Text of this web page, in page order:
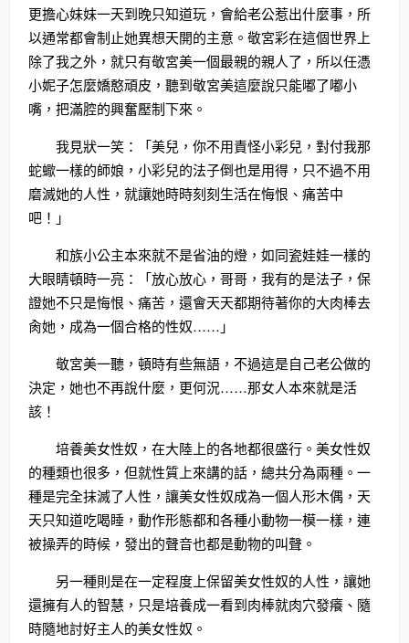
更擔心妹妹一天到晚只知道玩，會給老公惹出什麼事，所
以通常都會制止她異想天開的主意。敬宮彩在這個世界上
除了我之外，就只有敬宮美一個最親的親人了，所以任憑
小妮子怎麼嬌憨頑皮，聽到敬宮美這麼說只能嘟了嘟小
嘴，把滿腔的興奮壓制下來。
我見狀一笑：「美兒，你不用責怪小彩兒，對付我那
蛇蠍一樣的師娘，小彩兒的法子倒也是用得，只不過不用
磨滅她的人性，就讓她時時刻刻生活在悔恨、痛苦中
吧！」
和族小公主本來就不是省油的燈，如同瓷娃娃一樣的
大眼睛頓時一亮：「放心放心，哥哥，我有的是法子，保
證她不只是悔恨、痛苦，還會天天都期待著你的大肉棒去
肏她，成為一個合格的性奴……」
敬宮美一聽，頓時有些無語，不過這是自己老公做的
決定，她也不再說什麼，更何況……那女人本來就是活
該！
培養美女性奴，在大陸上的各地都很盛行。美女性奴
的種類也很多，但就性質上來講的話，總共分為兩種。一
種是完全抹滅了人性，讓美女性奴成為一個人形木偶，天
天只知道吃喝睡，動作形態都和各種小動物一模一樣，連
被操弄的時候，發出的聲音也都是動物的叫聲。
另一種則是在一定程度上保留美女性奴的人性，讓她
還擁有人的智慧，只是培養成一看到肉棒就肉穴發癢、隨
時隨地討好主人的美女性奴。